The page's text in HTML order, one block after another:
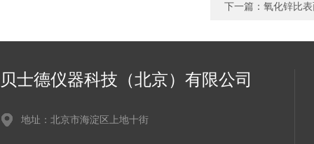
下一篇： 氧化锌比
贝士德仪器科技（北京）有限公司
地址：北京市海淀区上地十街